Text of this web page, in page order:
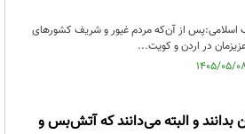
اسلامی:پس از آن‌که مردم غیور و شریف کشورهای
در اردن و کویت...
و البته می‌دانند که آتش‌بس و